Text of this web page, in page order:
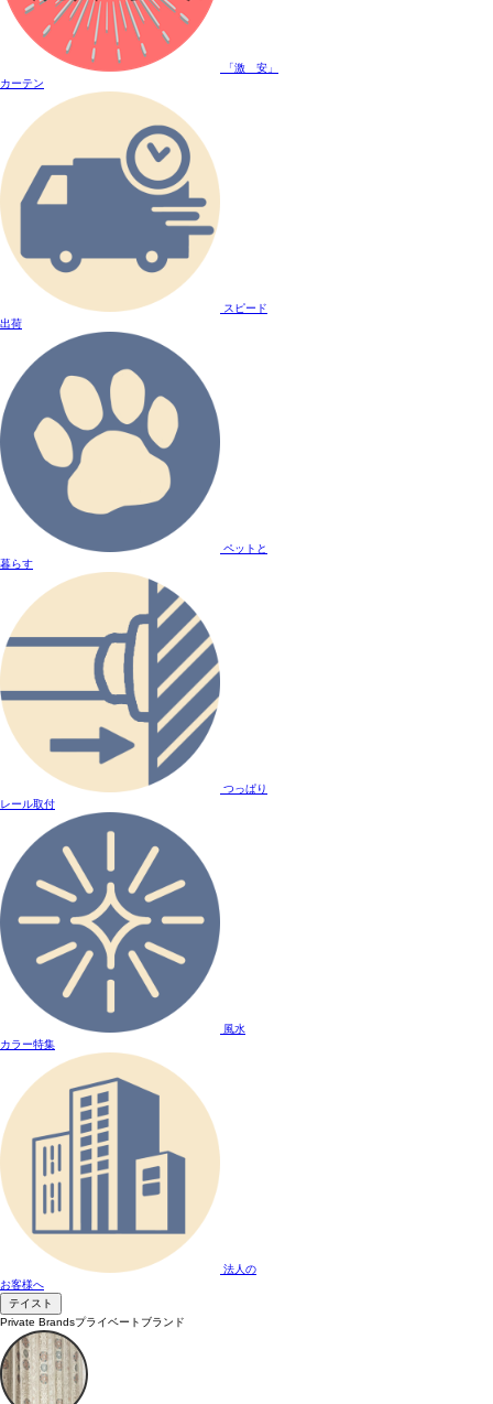
「激 安」
カーテン
スピード
出荷
ペットと
暮らす
つっぱり
レール取付
風水
カラー特集
法人の
お客様へ
テイスト
Private Brandsプライベートブランド